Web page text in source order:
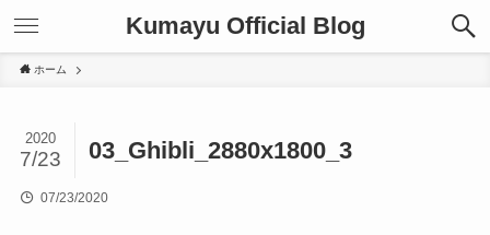
Kumayu Official Blog
ホーム
03_Ghibli_2880x1800_3
2020
7/23
07/23/2020